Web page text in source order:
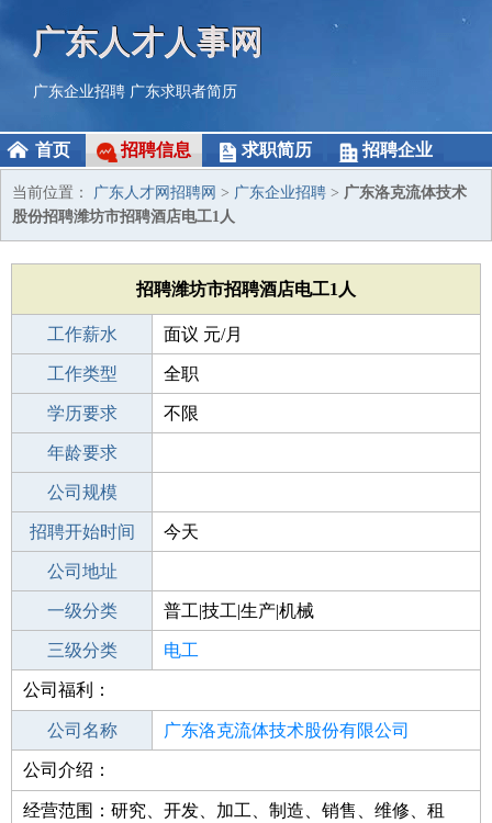
广东人才人事网
广东企业招聘 广东求职者简历
首页 招聘信息 求职简历 招聘企业
当前位置： 广东人才网招聘网 > 广东企业招聘 > 广东洛克流体技术
股份招聘潍坊市招聘酒店电工1人
招聘潍坊市招聘酒店电工1人
工作薪水 面议 元/月
招聘人数 1人
工作类型 全职
性别要求 -
学历要求 不限
工作经验
年龄要求
工作地点
公司规模
公司电话
招聘开始时间 今天
招聘结束时间
公司地址
一级分类 普工|技工|生产|机械
二级分类 普工/技工
三级分类 电工
其他行业
公司福利：
公司名称 广东洛克流体技术股份有限公司
公司类型
股)
公司介绍：
经营范围：研究、开发、加工、制造、销售、维修、租